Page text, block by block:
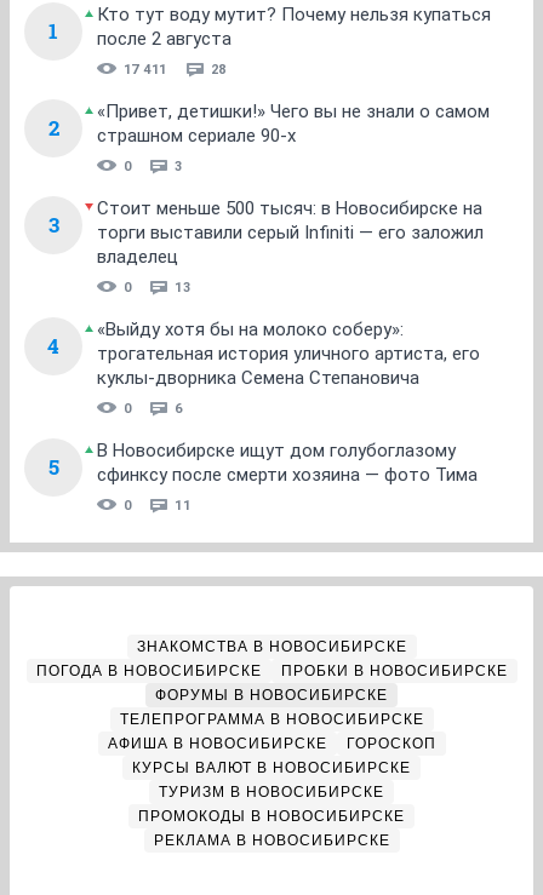
1
Кто тут воду мутит? Почему нельзя купаться
после 2 августа
17 411 28
2
«Привет, детишки!» Чего вы не знали о самом
страшном сериале 90-х
0 3
3
Стоит меньше 500 тысяч: в Новосибирске на
торги выставили серый Infiniti — его заложил
владелец
0 13
4
«Выйду хотя бы на молоко соберу»:
трогательная история уличного артиста, его
куклы-дворника Семена Степановича
0 6
5
В Новосибирске ищут дом голубоглазому
сфинксу после смерти хозяина — фото Тима
0 11
ЗНАКОМСТВА В НОВОСИБИРСКЕ
ПОГОДА В НОВОСИБИРСКЕ
ПРОБКИ В НОВОСИБИРСКЕ
ФОРУМЫ В НОВОСИБИРСКЕ
ТЕЛЕПРОГРАММА В НОВОСИБИРСКЕ
АФИША В НОВОСИБИРСКЕ
ГОРОСКОП
КУРСЫ ВАЛЮТ В НОВОСИБИРСКЕ
ТУРИЗМ В НОВОСИБИРСКЕ
ПРОМОКОДЫ В НОВОСИБИРСКЕ
РЕКЛАМА В НОВОСИБИРСКЕ